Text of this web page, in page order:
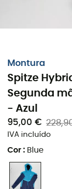
Montura
Spitze
Segunda
- Azul
95,00 €
IVA incluído
Cor : Blue